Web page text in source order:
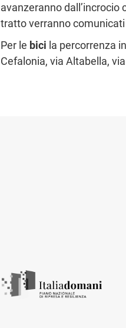
avanzeranno
tratto verranno
Per le bici la percorrenza
Cefalonia, via Altabella,